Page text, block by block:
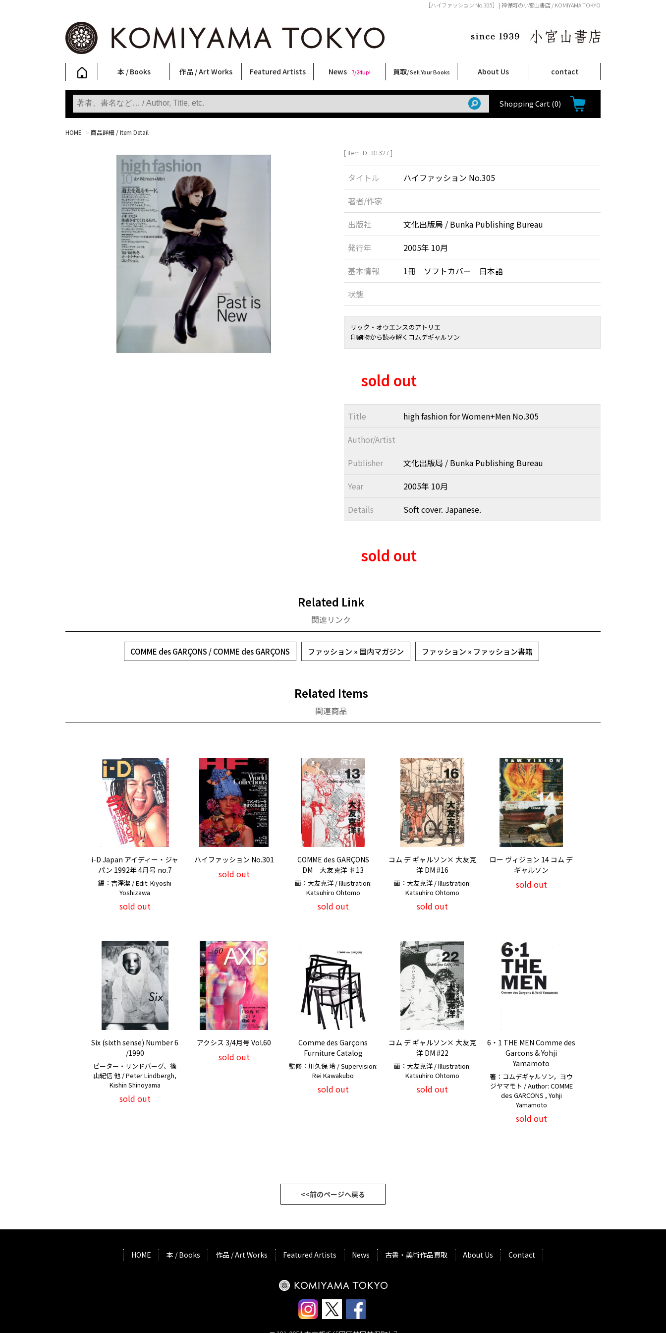
［ハイファッション No.305］ | 神保町の小宮山書店 / KOMIYAMA TOKYO
本 / Books
写真集
Photobooks
ファッション
Fashion
アート / 美術
Art
文学・人文
Literature & Humanities
日本文化
Japanese Culture
新刊
New Books
SALE
SALE
作品 / Art Works
フォトグラフィー
Photography
ポスター
Posters
ストリートアート
Street Art
立体・その他
Sculptures / etc
アートワークス
Art Works
Primary Artworks
KOMIYAMA TOKYO ART LABEL
版画
Prints
Featured Artists
稲嶺啓一(東風終)
村田言恵
丸岡和吾
Rico Casella
キム・ロートン
菅谷晋一
柴田亜美
内藤啓介
CHRIS
須藤昌人
林月光
大西洋介
佐伯俊男
横尾忠則
大類信
COOKIE
春川ナミオ
内藤ルネ
秋赤音
二本木里美
三島剛
森山大道
北島敬三
三島由紀夫
天野タケル
News 7/24up!
新着・おすすめ商品 9/7up!
フェア・イベント情報 7/24up!
お店からのお知らせ 6/1up!
買取/ Sell Your Books
買取ブログ
買取専用フォーム
古書 / 古本の買取
美術品の買取
出張買取について
宅配買取について
店頭買取について
よくある質問
About Us
店舗案内
Shop Infomation
ご注文について
How to Order
特定商取引法に関する表示
プライバシーポリシー
contact
Shopping Cart (0)
HOME > 商品詳細 / Item Detail
[ Item ID : 81327 ]
タイトル
ハイファッション No.305
著者/作家
出版社
文化出版局 / Bunka Publishing Bureau
発行年
2005年 10月
基本情報
1冊 ソフトカバー 日本語
状態
リック・オウエンスのアトリエ
印刷物から読み解くコムデギャルソン
sold out
Title
high fashion for Women+Men No.305
Author/Artist
Publisher
文化出版局 / Bunka Publishing Bureau
Year
2005年 10月
Details
Soft cover. Japanese.
sold out
Related Link
関連リンク
COMME des GARÇONS / COMME des GARÇONS ファッション » 国内マガジン ファッション » ファッション書籍
Related Items
関連商品
i-D Japan アイディー・ジャ
パン 1992年 4月号 no.7
編：吉澤潔 / Edit: Kiyoshi
Yoshizawa
sold out
ハイファッション No.301
sold out
COMME des GARÇONS
DM 大友克洋 ♯13
画：大友克洋 / Illustration:
Katsuhiro Ohtomo
sold out
コム デ ギャルソン× 大友克
洋 DM #16
画：大友克洋 / Illustration:
Katsuhiro Ohtomo
sold out
ロー ヴィジョン 14 コム デ
ギャルソン
sold out
Six (sixth sense) Number 6
/1990
ピーター・リンドバーグ、篠
山紀信 他 / Peter Lindbergh,
Kishin Shinoyama
sold out
アクシス 3/4月号 Vol.60
sold out
Comme des Garçons
Furniture Catalog
監修：川久保 玲 / Supervision:
Rei Kawakubo
sold out
コム デ ギャルソン× 大友克
洋 DM #22
画：大友克洋 / Illustration:
Katsuhiro Ohtomo
sold out
6・1 THE MEN Comme des
Garcons & Yohji
Yamamoto
著：コムデギャルソン，ヨウ
ジヤマモト / Author: COMME
des GARCONS , Yohji
Yamamoto
sold out
<<前のページへ戻る
HOME 本 / Books 作品 / Art Works Featured Artists News 古書・美術作品買取 About Us Contact